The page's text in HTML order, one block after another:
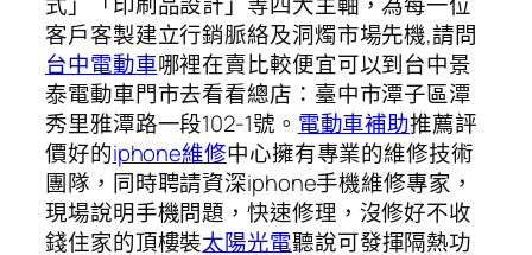
客戶客製建立行銷脈絡及洞燭市場先機,請問
台中電動車哪裡在賣比較便宜可以到台中景
泰電動車門市去看看總店：臺中市潭子區潭
秀里雅潭路一段102-1號。 電動車補助推薦評
價好的iphone維修中心擁有專業的維修技術
團隊，同時聘請資深iphone手機維修專家，
現場說明手機問題，快速修理，沒修好不收
錢住家的頂樓裝太陽光電聽說可發揮隔熱功